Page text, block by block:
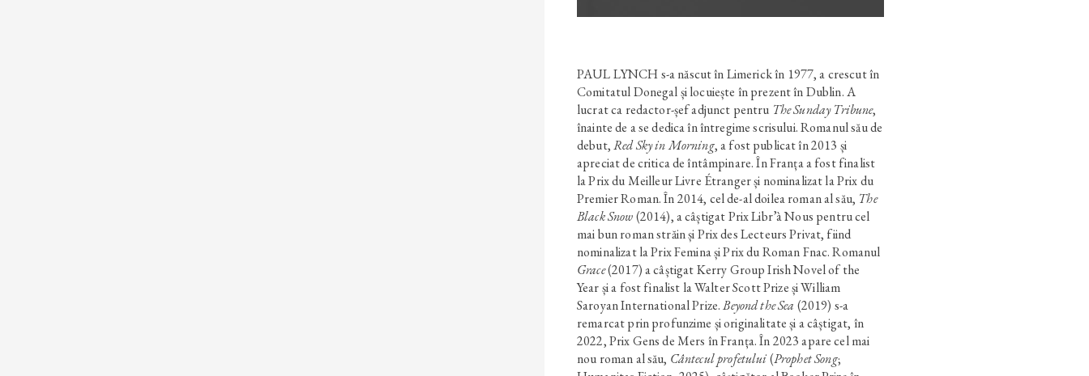
PAUL LYNCH s-a născut în Limerick în 1977, a crescut în
Comitatul Donegal și locuiește în prezent în Dublin. A
lucrat ca redactor-șef adjunct pentru The Sunday Tribune,
înainte de a se dedica în întregime scrisului. Romanul său de
debut,Red Sky in Morning, a fost publicat în 2013 și
apreciat de critica de întâmpinare. În Franța a fost finalist
la Prix du Meilleur Livre Étranger și nominalizat la Prix du
Premier Roman. În 2014, cel de-al doilea roman al său, The
Black Snow(2014), a câștigat Prix Libr’à Nous pentru cel
mai bun roman străin și Prix des Lecteurs Privat, fiind
nominalizat la Prix Femina și Prix du Roman Fnac. Romanul
Grace(2017) a câștigat Kerry Group Irish Novel of the
Year și a fost finalist la Walter Scott Prize și William
Saroyan International Prize.Beyond the Sea (2019) s-a
remarcat prin profunzime și originalitate și a câștigat, în
2022, Prix Gens de Mers în Franța. În 2023 apare cel mai
nou roman al său, Cântecul profetului(Prophet Song;